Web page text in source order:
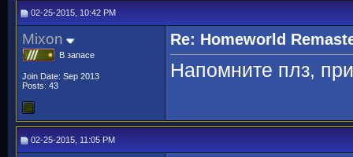
02-25-2015, 10:42 PM
Mixon
В запасе
Join Date: Sep 2013
Posts: 43
Re: Homeworld
Напомните плз,
02-25-2015, 11:05 PM